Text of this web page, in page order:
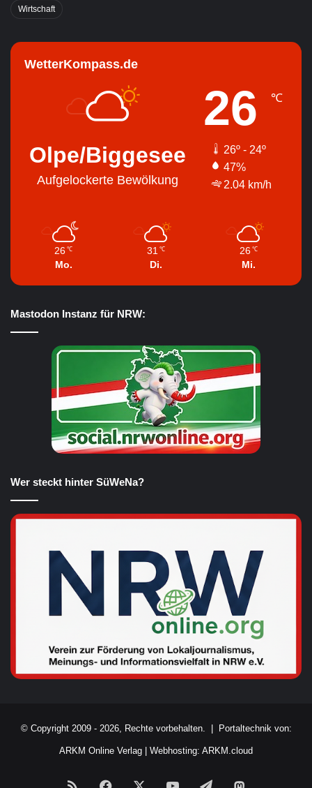
Wirtschaft
WetterKompass.de
Olpe/Biggesee
Aufgelockerte Bewölkung
26 ℃
26º - 24º
47%
2.04 km/h
26 ℃
Mo.
31 ℃
Di.
26 ℃
Mi.
Mastodon Instanz für NRW:
Wer steckt hinter SüWeNa?
© Copyright 2009 - 2026, Rechte vorbehalten. | Portaltechnik von:
ARKM Online Verlag Webhosting: ARKM.cloud